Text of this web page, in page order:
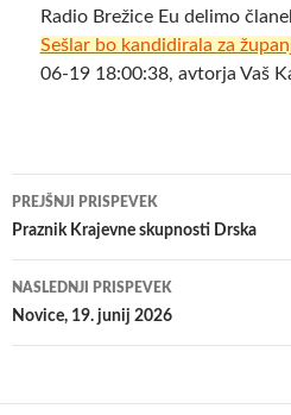
Radio Brežice Eu delimo
Sešlar bo kandidirala za
06-19 18:00:38, avtorja Vaš
Krmarjenje
po
prispevkih
PREJŠNJI PRISPEVEK
Praznik Krajevne skupnosti Drska
NASLEDNJI PRISPEVEK
Novice, 19. junij 2026